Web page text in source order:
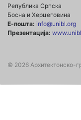
Република Српска
Босна и Херцеговина
Е-пошта: info@unibl.org
Презентација:
© 2026 Архитектонско-